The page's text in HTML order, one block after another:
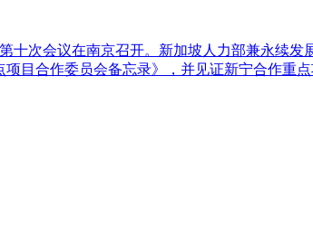
次会议在南京召开。新加坡人力部兼永续发
目合作委员会备忘录》，并见证新宁合作重